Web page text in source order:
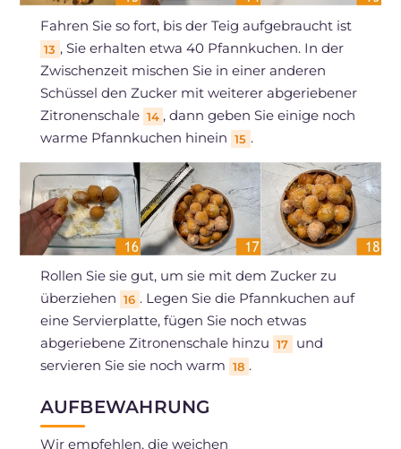
Fahren Sie so fort, bis der Teig aufgebraucht ist
13 , Sie erhalten etwa 40 Pfannkuchen. In der
Zwischenzeit mischen Sie in einer anderen
Schüssel den Zucker mit weiterer abgeriebener
Zitronenschale 14 , dann geben Sie einige noch
warme Pfannkuchen hinein 15 .
Rollen Sie sie gut, um sie mit dem Zucker zu
überziehen 16 . Legen Sie die Pfannkuchen auf
eine Servierplatte, fügen Sie noch etwas
abgeriebene Zitronenschale hinzu 17
und
servieren Sie sie noch warm 18 .
AUFBEWAHRUNG
Wir empfehlen, die weichen